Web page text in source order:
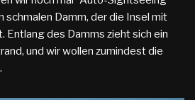
schmalen Damm, der die Insel mit
Entlang des Damms zieht sich ein
und wir wollen zumindest die